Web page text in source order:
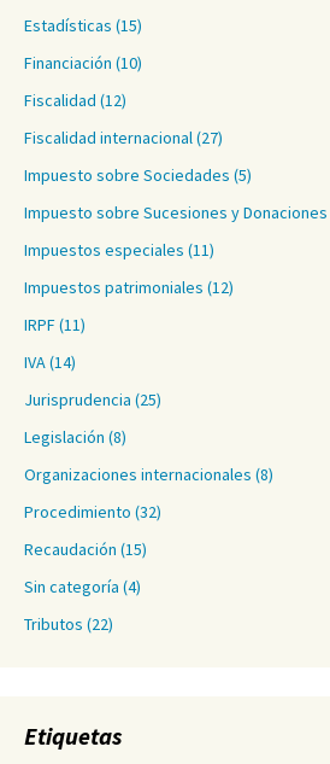
Estadísticas (15)
Financiación (10)
Fiscalidad (12)
Fiscalidad internacional(27)
Impuesto sobre Sociedades (5)
Impuesto sobre Sucesiones y Donaciones
Impuestos especiales (11)
Impuestos patrimoniales (12)
IRPF(11)
IVA(14)
Jurisprudencia (25)
Legislación (8)
Organizaciones internacionales (8)
Procedimiento (32)
Recaudación (15)
Sin categoría (4)
Tributos (22)
Etiquetas